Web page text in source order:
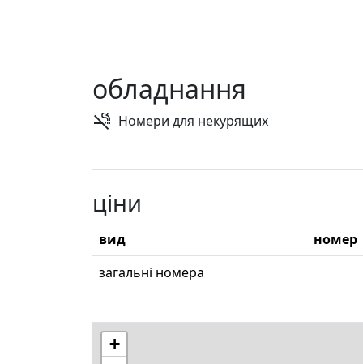
обладнання
Номери для некурящих
ціни
вид
номер
загальні номера
+